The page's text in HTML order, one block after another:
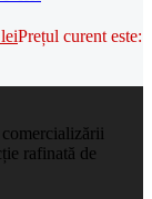
leiPrețul curent este:
rafinată de